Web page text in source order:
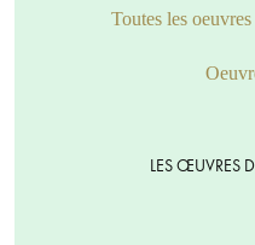
Toutes les oeuvres
LES ŒUVRES